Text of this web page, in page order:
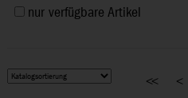
nur verfügbare Artikel
<< <